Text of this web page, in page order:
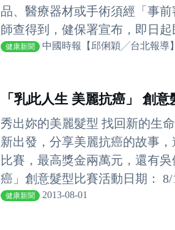
品、醫療器材或手術須經「事
師查得到，健保署宣布，即日
健康新聞 中國時報【邱俐穎╱台北報導
「乳此人生 美麗抗癌」 創
秀出妳的美麗髮型 找回新的生
新出發，分享美麗抗癌的故事
比賽，最高獎金兩萬元，還有
癌」創意髮型比賽活動日期： 8/
健康新聞 2013-08-01